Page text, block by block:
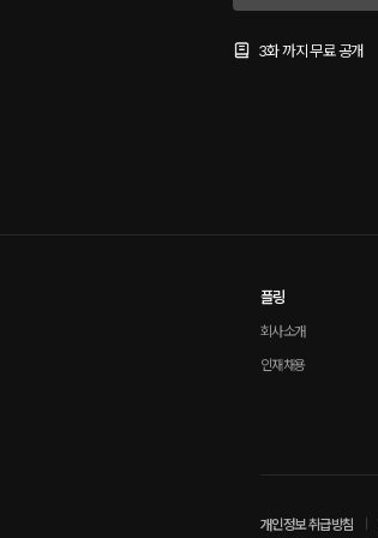
3화 까지 무료 공개
플링
회사소개
인재채용
개인정보 취급방침